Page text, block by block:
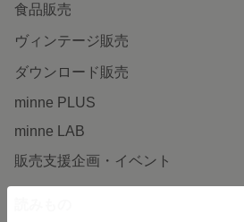
食品販売
ヴィンテージ販売
ダウンロード販売
minne PLUS
minne LAB
販売支援企画・イベント